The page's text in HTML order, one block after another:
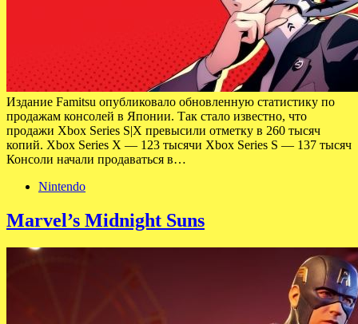
Издание Famitsu опубликовало обновленную статистику по
продажам консолей в Японии. Так стало известно, что
продажи Xbox Series S|X превысили отметку в 260 тысяч
копий. Xbox Series X — 123 тысячи Xbox Series S — 137 тысяч
Консоли начали продаваться в…
Nintendo
Marvel’s Midnight Suns